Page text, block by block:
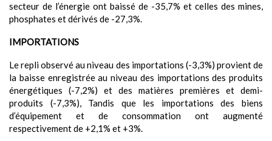
secteur de l’énergie ont baissé de -35,7% et celles des mines,
phosphates et dérivés de -27,3%.
IMPORTATIONS
Le repli observé au niveau des importations (-3,3%) provient de
la baisse enregistrée au niveau des importations des produits
énergétiques (-7,2%) et des matières premières et demi-
produits (-7,3%), Tandis que les importations des biens
d’équipement et de consommation ont augmenté
respectivement de +2,1% et +3%.